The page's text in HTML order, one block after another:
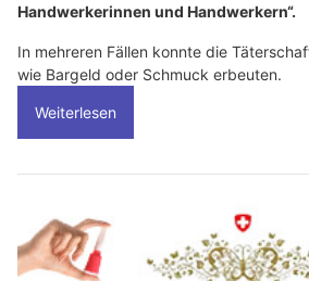
Handwerkerinnen und Handwerkern“.
In mehreren Fällen konnte die
wie Bargeld oder Schmuck erbeuten.
Weiterlesen